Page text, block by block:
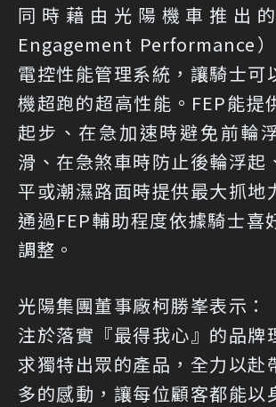
同時藉由光陽機車推出
Engagement Performance
電控性能管理系統，讓騎士可
機超跑的超高性能。FEP能提
起步、在急加速時避免前輪
滑、在急煞車時防止後輪浮起
平或潮濕路面時提供最大抓地
通過FEP輔助程度依據騎士喜
調整。
光陽集團董事廠柯勝峯表示：
注於落實『最得我心』的品牌
求獨特出眾的產品，全力以赴
多的感動，讓每位顧客都能以